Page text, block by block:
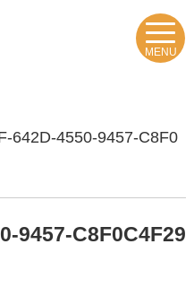
MENU
642D-4550-9457-C8F0
9457-C8F0C4F29